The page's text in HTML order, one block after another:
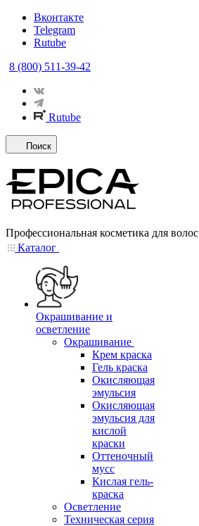
Вконтакте
Telegram
Rutube
8 (800) 511-39-42
Rutube
Поиск
Профессиональная косметика для волос
Каталог
Окрашивание и
осветление
Окрашивание
Крем краска
Гель краска
Окисляющая
эмульсия
Окисляющая
эмульсия для
кислой
краски
Оттеночный
мусс
Кислая гель-
краска
Осветление
Техническая серия